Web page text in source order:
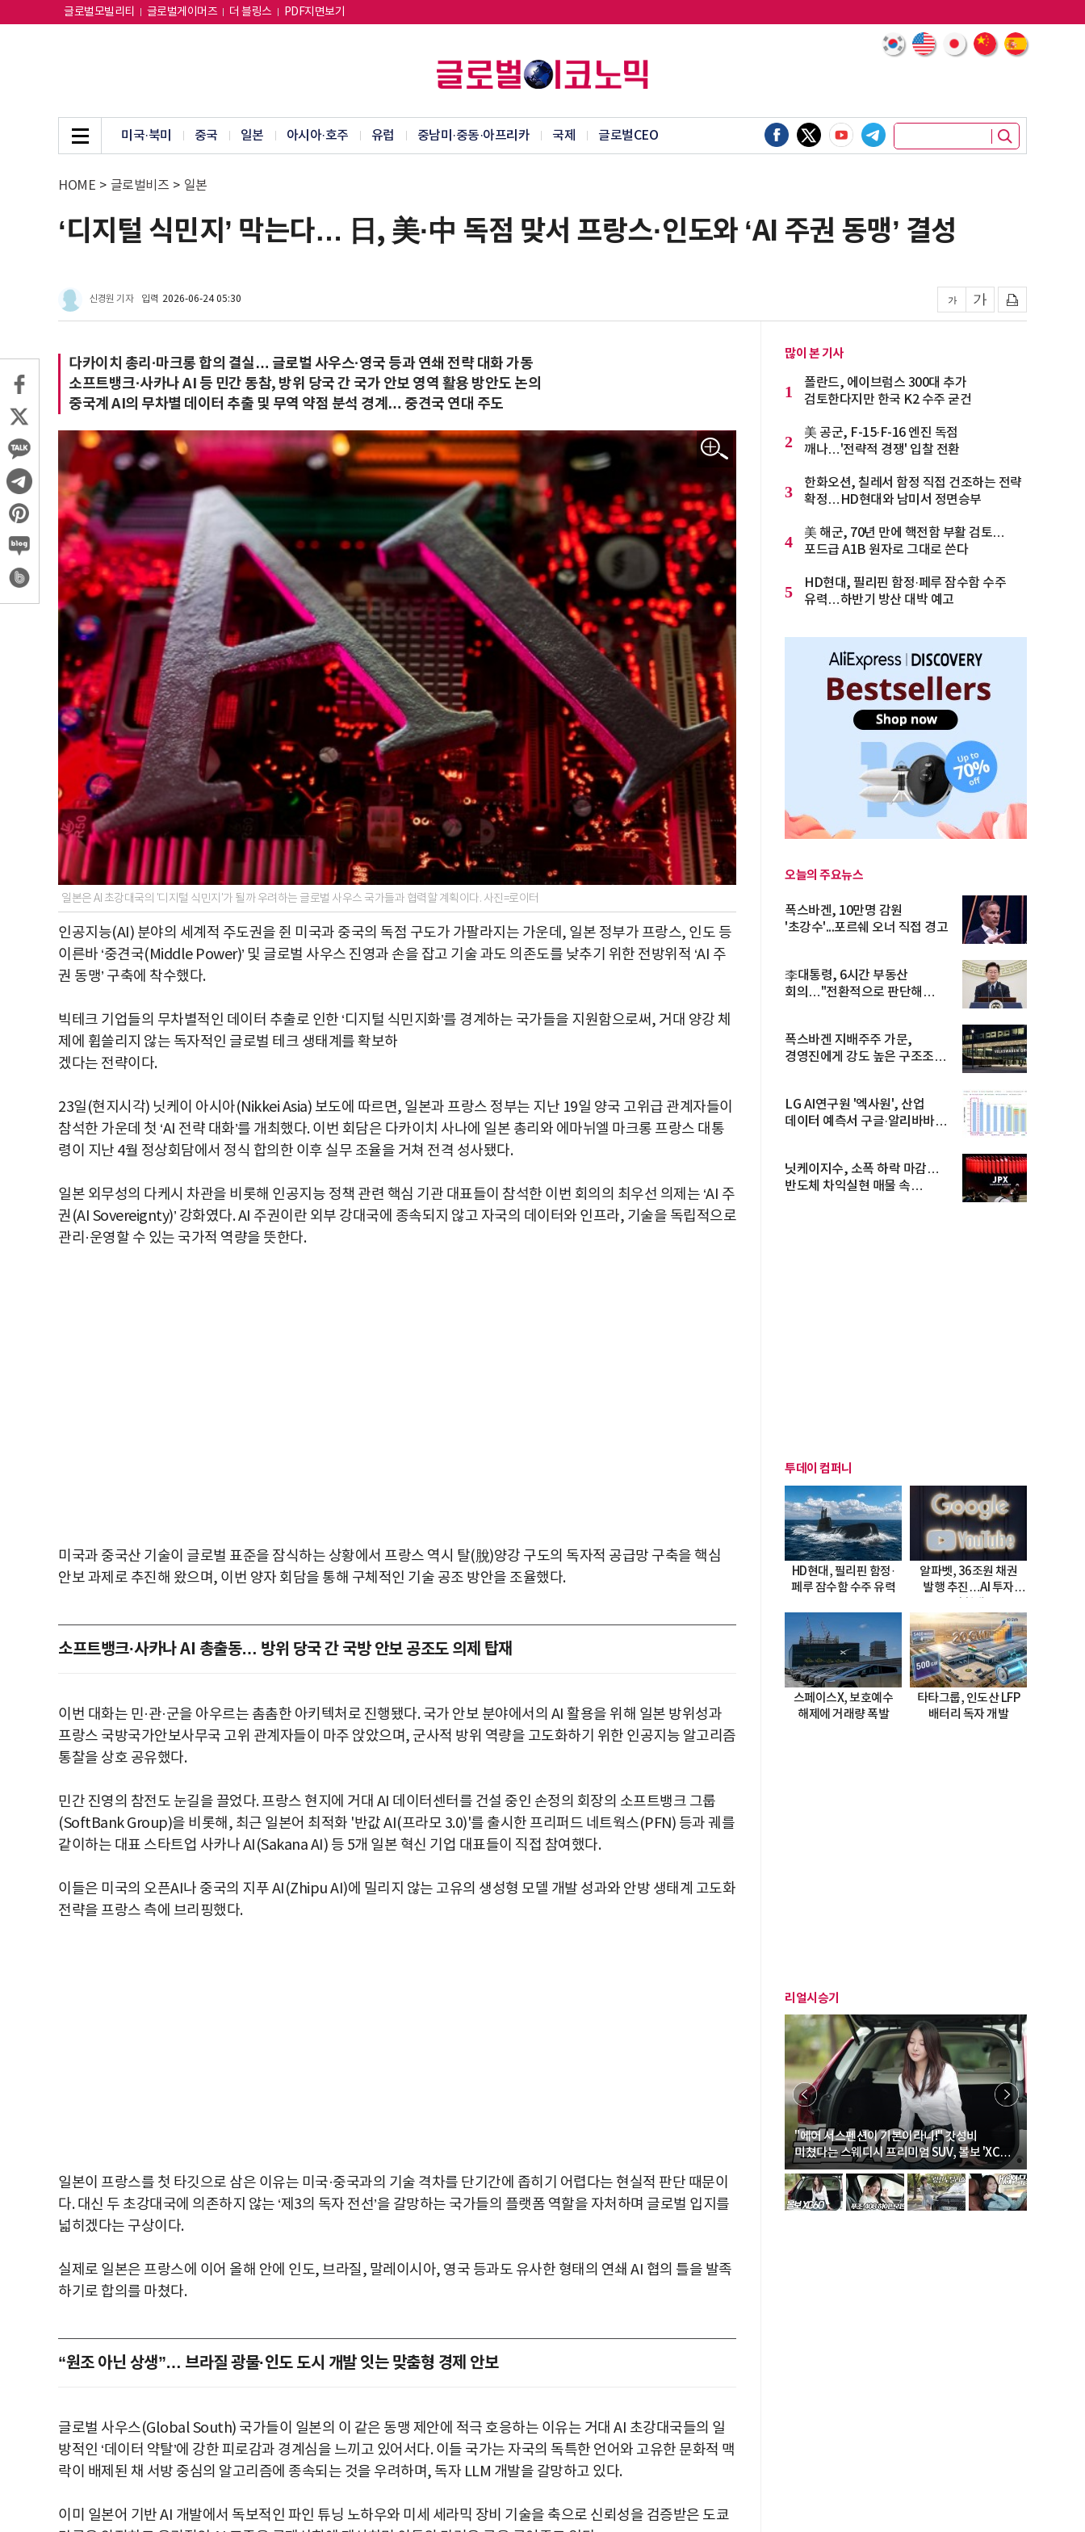
글로벌모빌리티 글로벌게이머즈 더 블링스 PDF지면보기
미국·북미 중국 일본 아시아·호주 유럽 중남미·중동·아프리카 국제 글로벌CEO
HOME > 글로벌비즈 > 일본
‘디지털 식민지’ 막는다… 日, 美·中 독점 맞서 프랑스·인도와 ‘AI 주권 동맹’ 결성
신경원 기자 입력 2026-06-24 05:30
다카이치 총리·마크롱 합의 결실… 글로벌 사우스·영국 등과 연쇄 전략 대화 가동
소프트뱅크·사카나 AI 등 민간 동참, 방위 당국 간 국가 안보 영역 활용 방안도 논의
중국계 AI의 무차별 데이터 추출 및 무역 약점 분석 경계… 중견국 연대 주도
일본은 AI 초강대국의 '디지털 식민지'가 될까 우려하는 글로벌 사우스 국가들과 협력할 계획이다. 사진=로이터
인공지능(AI) 분야의 세계적 주도권을 쥔 미국과 중국의 독점 구도가 가팔라지는 가운데, 일본 정부가 프랑스, 인도 등
이른바 ‘중견국(Middle Power)’ 및 글로벌 사우스 진영과 손을 잡고 기술 과도 의존도를 낮추기 위한 전방위적 ‘AI 주
권 동맹’ 구축에 착수했다.
빅테크 기업들의 무차별적인 데이터 추출로 인한 ‘디지털 식민지화’를 경계하는 국가들을 지원함으로써, 거대 양강 체
제에 휩쓸리지 않는 독자적인 글로벌 테크 생태계를 확보하
겠다는 전략이다.
23일(현지시각) 닛케이 아시아(Nikkei Asia) 보도에 따르면, 일본과 프랑스 정부는 지난 19일 양국 고위급 관계자들이
참석한 가운데 첫 ‘AI 전략 대화’를 개최했다. 이번 회담은 다카이치 사나에 일본 총리와 에마뉘엘 마크롱 프랑스 대통
령이 지난 4월 정상회담에서 정식 합의한 이후 실무 조율을 거쳐 전격 성사됐다.
일본 외무성의 다케시 차관을 비롯해 인공지능 정책 관련 핵심 기관 대표들이 참석한 이번 회의의 최우선 의제는 ‘AI 주
권(AI Sovereignty)’ 강화였다. AI 주권이란 외부 강대국에 종속되지 않고 자국의 데이터와 인프라, 기술을 독립적으로
관리·운영할 수 있는 국가적 역량을 뜻한다.
미국과 중국산 기술이 글로벌 표준을 잠식하는 상황에서 프랑스 역시 탈(脫)양강 구도의 독자적 공급망 구축을 핵심
안보 과제로 추진해 왔으며, 이번 양자 회담을 통해 구체적인 기술 공조 방안을 조율했다.
소프트뱅크·사카나 AI 총출동… 방위 당국 간 국방 안보 공조도 의제 탑재
이번 대화는 민·관·군을 아우르는 촘촘한 아키텍처로 진행됐다. 국가 안보 분야에서의 AI 활용을 위해 일본 방위성과
프랑스 국방국가안보사무국 고위 관계자들이 마주 앉았으며, 군사적 방위 역량을 고도화하기 위한 인공지능 알고리즘
통찰을 상호 공유했다.
민간 진영의 참전도 눈길을 끌었다. 프랑스 현지에 거대 AI 데이터센터를 건설 중인 손정의 회장의 소프트뱅크 그룹
(SoftBank Group)을 비롯해, 최근 일본어 최적화 '반값 AI(프라모 3.0)'를 출시한 프리퍼드 네트웍스(PFN) 등과 궤를
같이하는 대표 스타트업 사카나 AI(Sakana AI) 등 5개 일본 혁신 기업 대표들이 직접 참여했다.
이들은 미국의 오픈AI나 중국의 지푸 AI(Zhipu AI)에 밀리지 않는 고유의 생성형 모델 개발 성과와 안방 생태계 고도화
전략을 프랑스 측에 브리핑했다.
일본이 프랑스를 첫 타깃으로 삼은 이유는 미국·중국과의 기술 격차를 단기간에 좁히기 어렵다는 현실적 판단 때문이
다. 대신 두 초강대국에 의존하지 않는 ‘제3의 독자 전선’을 갈망하는 국가들의 플랫폼 역할을 자처하며 글로벌 입지를
넓히겠다는 구상이다.
실제로 일본은 프랑스에 이어 올해 안에 인도, 브라질, 말레이시아, 영국 등과도 유사한 형태의 연쇄 AI 협의 틀을 발족
하기로 합의를 마쳤다.
“원조 아닌 상생”… 브라질 광물·인도 도시 개발 잇는 맞춤형 경제 안보
글로벌 사우스(Global South) 국가들이 일본의 이 같은 동맹 제안에 적극 호응하는 이유는 거대 AI 초강대국들의 일
방적인 ‘데이터 약탈’에 강한 피로감과 경계심을 느끼고 있어서다. 이들 국가는 자국의 독특한 언어와 고유한 문화적 맥
락이 배제된 채 서방 중심의 알고리즘에 종속되는 것을 우려하며, 독자 LLM 개발을 갈망하고 있다.
이미 일본어 기반 AI 개발에서 독보적인 파인 튜닝 노하우와 미세 세라믹 장비 기술을 축으로 신뢰성을 검증받은 도쿄
많이 본 기사
1
폴란드, 에이브럼스 300대 추가
검토한다지만 한국 K2 수주 굳건
2
美 공군, F-15·F-16 엔진 독점
깨나…'전략적 경쟁' 입찰 전환
3
한화오션, 칠레서 함정 직접 건조하는 전략
확정…HD현대와 남미서 정면승부
4
美 해군, 70년 만에 핵전함 부활 검토…
포드급 A1B 원자로 그대로 쓴다
5
HD현대, 필리핀 함정·페루 잠수함 수주
유력…하반기 방산 대박 예고
오늘의 주요뉴스
폭스바겐, 10만명 감원
'초강수'...포르쉐 오너 직접 경고
李대통령, 6시간 부동산
회의…"전환적으로 판단해
폭스바겐 지배주주 가문,
경영진에게 강도 높은 구조조정
LG AI연구원 '엑사원', 산업
데이터 예측서 구글·알리바바
닛케이지수, 소폭 하락 마감…
반도체 차익실현 매물 속
투데이 컴퍼니
HD현대, 필리핀 함정·
페루 잠수함 수주 유력
알파벳, 36조원 채권
발행 추진…AI 투자
스페이스X, 보호예수
해제에 거래량 폭발
타타그룹, 인도산 LFP
배터리 독자 개발
리얼시승기
"에어 서스펜션이 기본이라니!" 갓성비
미쳤다는 스웨디시 프리미엄 SUV, 볼보 'XC60
B5 울트라'